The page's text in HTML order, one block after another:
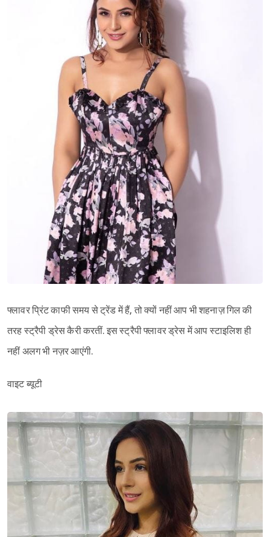
फ्लावर प्रिंट काफी समय से ट्रेंड में हैं, तो क्यों नहीं आप भी शहनाज़ गिल की
तरह स्ट्रैपी ड्रेस कैरी करतीं. इस स्ट्रैपी फ्लावर ड्रेस में आप स्टाइलिश ही
नहीं अलग भी नज़र आएंगी.
वाइट ब्यूटी